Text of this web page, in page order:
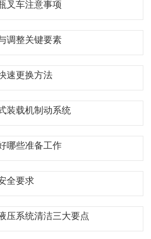
叉车注意事项
调整关键要素
速更换方法
装载机制动系统
哪些准备工作
全要求
压系统清洁三大要点